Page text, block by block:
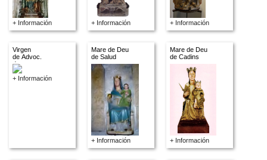
+ Información + Información + Información
Virgen
de Advoc.
descon.
+ Información
Mare de Deu
de Salud
+ Información
Mare de Deu
de Cadins
+ Información